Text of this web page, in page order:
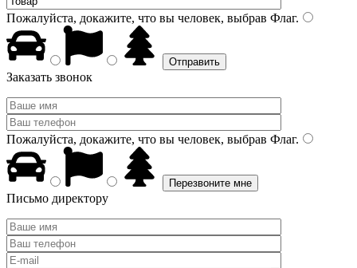
Пожалуйста, докажите, что вы человек, выбрав Флаг.
Заказать звонок
Пожалуйста, докажите, что вы человек, выбрав Флаг.
Письмо директору